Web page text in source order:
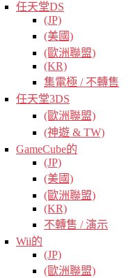
任天堂DS
(JP)
(美國)
(歐洲聯盟)
(KR)
集電極 / 不轉售
任天堂3DS
(歐洲聯盟)
(神遊 & TW)
GameCube的
(JP)
(美國)
(歐洲聯盟)
(KR)
不轉售 / 演示
Wii的
(JP)
(歐洲聯盟)